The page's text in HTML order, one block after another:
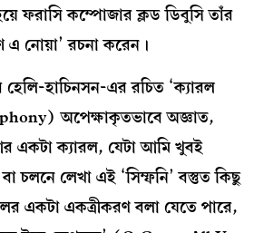
ফরাসি কম্পোজার ক্লড ডিবুসি তাঁর
এ নোয়া’ রচনা করেন।
হেলি-হাচিনসন-এর রচিত ‘ক্যারল
অপেক্ষাকৃতভাবে অজ্ঞাত,
একটা ক্যারল, যেটা আমি খুবই
চলনে লেখা এই ‘সিম্ফনি’ বস্তুত কিছু
একটা একত্রীকরণ বলা যেতে পারে,